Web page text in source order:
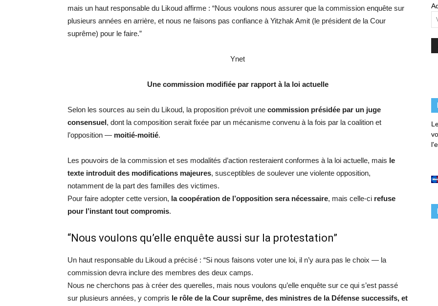
mais un haut responsable du Likoud affirme : “Nous voulons nous assurer que la commission enquête sur
plusieurs années en arrière, et nous ne faisons pas confiance à Yitzhak Amit (le président de la Cour
suprême) pour le faire.”
Ynet
Une commission modifiée par rapport à la loi actuelle
Selon les sources au sein du Likoud, la proposition prévoit une commission présidée par un juge
consensuel, dont la composition serait fixée par un mécanisme convenu à la fois par la coalition et
l’opposition — moitié-moitié.
Les pouvoirs de la commission et ses modalités d’action resteraient conformes à la loi actuelle, mais le
texte introduit des modifications majeures, susceptibles de soulever une violente opposition,
notamment de la part des familles des victimes.
Pour faire adopter cette version, la coopération de l’opposition sera nécessaire, mais celle-ci refuse
pour l’instant tout compromis.
“Nous voulons qu’elle enquête aussi sur la protestation”
Un haut responsable du Likoud a précisé : “Si nous faisons voter une loi, il n’y aura pas le choix — la
commission devra inclure des membres des deux camps.
Nous ne cherchons pas à créer des querelles, mais nous voulons qu’elle enquête sur ce qui s’est passé
sur plusieurs années, y compris le rôle de la Cour suprême, des ministres de la Défense successifs, et